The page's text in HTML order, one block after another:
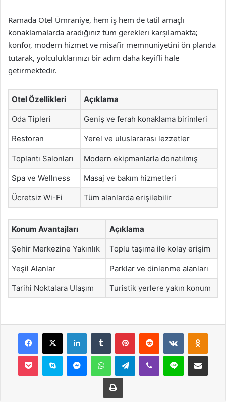
Ramada Otel Ümraniye, hem iş hem de tatil amaçlı
konaklamalarda aradığınız tüm gerekleri karşılamakta;
konfor, modern hizmet ve misafir memnuniyetini ön planda
tutarak, yolculuklarınızı bir adım daha keyifli hale
getirmektedir.
Otel Özellikleri Açıklama
Oda Tipleri Geniş ve ferah konaklama birimleri
Restoran Yerel ve uluslararası lezzetler
Toplantı Salonları Modern ekipmanlarla donatılmış
Spa ve Wellness Masaj ve bakım hizmetleri
Ücretsiz Wi-Fi Tüm alanlarda erişilebilir
Konum Avantajları Açıklama
Şehir Merkezine Yakınlık Toplu taşıma ile kolay erişim
Yeşil Alanlar Parklar ve dinlenme alanları
Tarihi Noktalara Ulaşım Turistik yerlere yakın konum
Facebook
X LinkedInTumblr PinterestReddit VKontakte
Pocket Skype MessengerWhatsAppTelegramViber Line E-Posta ile
Yazdır